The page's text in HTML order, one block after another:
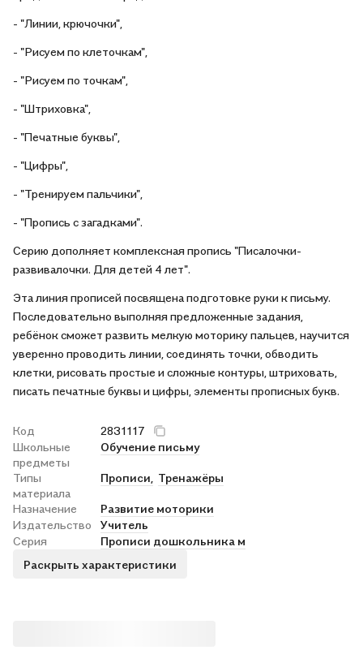
- "Линии, крючочки",
- "Рисуем по клеточкам",
- "Рисуем по точкам",
- "Штриховка",
- "Печатные буквы",
- "Цифры",
- "Тренируем пальчики",
- "Пропись с загадками".
Серию дополняет комплексная пропись "Писалочки-
развивалочки. Для детей 4 лет".
Эта линия прописей посвящена подготовке руки к письму.
Последовательно выполняя предложенные задания,
ребёнок сможет развить мелкую моторику пальцев, научится
уверенно проводить линии, соединять точки, обводить
клетки, рисовать простые и сложные контуры, штриховать,
писать печатные буквы и цифры, элементы прописных букв.
Код
2831117
Школьные
предметы
Обучение письму
Типы
материала
Прописи, Тренажёры
Назначение
Развитие моторики
Издательство
Учитель
Серия
Прописи дошкольника м
Раскрыть характеристики